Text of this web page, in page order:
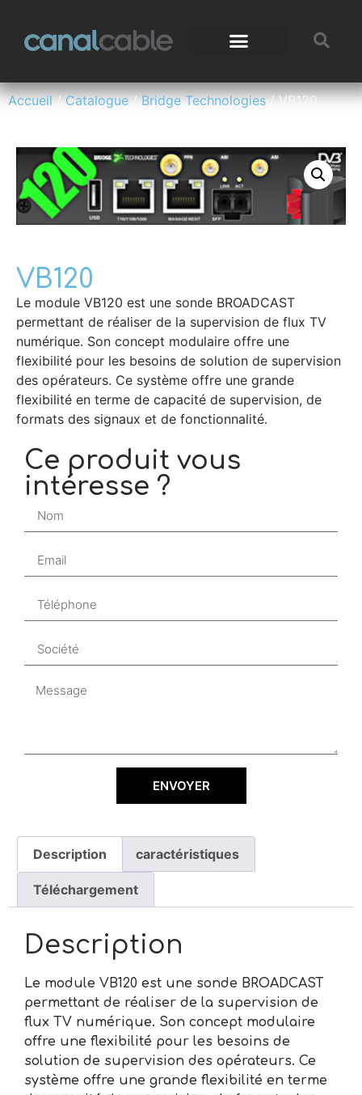
Accueil/Catalogue/Bridge Technologies/ VB120
VB120
Le module VB120 est une sonde BROADCAST
permettant de réaliser de la supervision de flux TV
numérique. Son concept modulaire offre une
flexibilité pour les besoins de solution de supervision
des opérateurs. Ce système offre une grande
flexibilité en terme de capacité de supervision, de
formats des signaux et de fonctionnalité.
Ce produit vous
intéresse ?
ENVOYER
Description caractéristiques
Téléchargement
Description
Le module VB120 est une sonde BROADCAST
permettant de réaliser de la supervision de
flux TV numérique. Son concept modulaire
offre une flexibilité pour les besoins de
solution de supervision des opérateurs. Ce
système offre une grande flexibilité en terme